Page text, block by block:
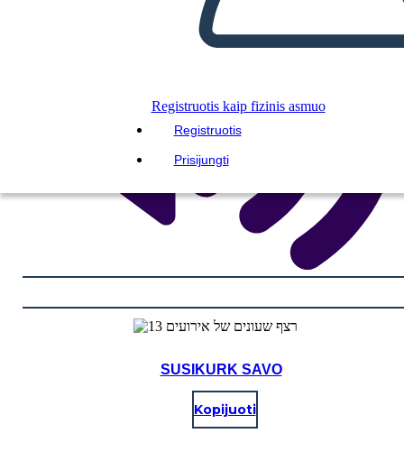
Registruotis kaip fizinis asmuo
Registruotis
Prisijungti
SUSIKURK SAVO
Kopijuoti